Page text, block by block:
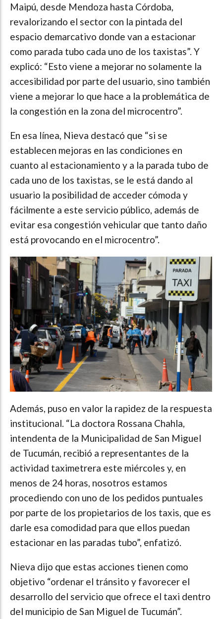
Maipú, desde Mendoza hasta Córdoba,
revalorizando el sector con la pintada del
espacio demarcativo donde van a estacionar
como parada tubo cada uno de los taxistas”. Y
explicó: “Esto viene a mejorar no solamente la
accesibilidad por parte del usuario, sino también
viene a mejorar lo que hace a la problemática de
la congestión en la zona del microcentro”.
En esa línea, Nieva destacó que “si se
establecen mejoras en las condiciones en
cuanto al estacionamiento y a la parada tubo de
cada uno de los taxistas, se le está dando al
usuario la posibilidad de acceder cómoda y
fácilmente a este servicio público, además de
evitar esa congestión vehicular que tanto daño
está provocando en el microcentro”.
Además, puso en valor la rapidez de la respuesta
institucional. “La doctora Rossana Chahla,
intendenta de la Municipalidad de San Miguel
de Tucumán, recibió a representantes de la
actividad taximetrera este miércoles y, en
menos de 24 horas, nosotros estamos
procediendo con uno de los pedidos puntuales
por parte de los propietarios de los taxis, que es
darle esa comodidad para que ellos puedan
estacionar en las paradas tubo”, enfatizó.
Nieva dijo que estas acciones tienen como
objetivo “ordenar el tránsito y favorecer el
desarrollo del servicio que ofrece el taxi dentro
del municipio de San Miguel de Tucumán”.